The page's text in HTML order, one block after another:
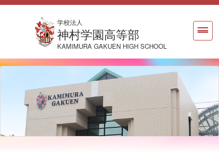
学校法人
神村学園高等部
KAMIMURA GAKUEN HIGH SCHOOL